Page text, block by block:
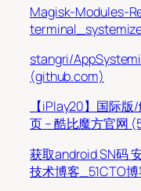
Magisk-Modules-
stangri/
(github.com)
【iPlay20】国际
页 – 酷比魔方官网
获取android SN码
技术博客_51CTO